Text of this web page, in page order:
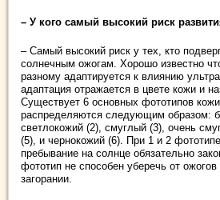
– У кого самый высокий риск
– Самый высокий риск у тех, кто
солнечным ожогам. Хорошо известно
разному адаптируется к влиянию
адаптация отражается в цвете кожи и
Существует 6 основных фототипов
распределяются следующим образом:
светлокожий (2), смуглый (3), очень
(5), и чернокожий (6). При 1 и 2
пребывание на солнце обязательно
фототип не способен уберечь от
загорании.